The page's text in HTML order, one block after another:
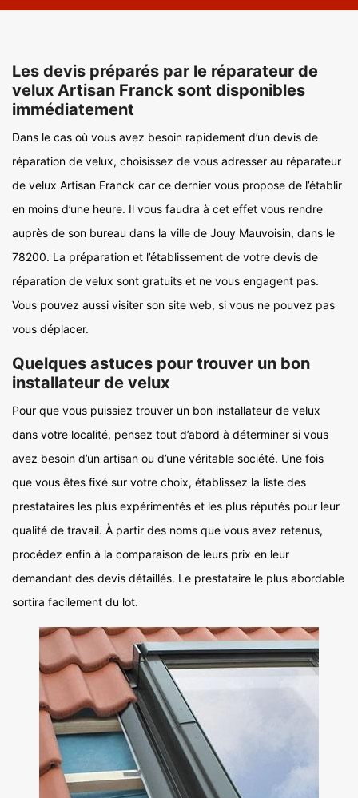
Les devis préparés par le réparateur de
velux Artisan Franck sont disponibles
immédiatement
Dans le cas où vous avez besoin rapidement d’un devis de
réparation de velux, choisissez de vous adresser au réparateur
de velux Artisan Franck car ce dernier vous propose de l’établir
en moins d’une heure. Il vous faudra à cet effet vous rendre
auprès de son bureau dans la ville de Jouy Mauvoisin, dans le
78200. La préparation et l’établissement de votre devis de
réparation de velux sont gratuits et ne vous engagent pas.
Vous pouvez aussi visiter son site web, si vous ne pouvez pas
vous déplacer.
Quelques astuces pour trouver un bon
installateur de velux
Pour que vous puissiez trouver un bon installateur de velux
dans votre localité, pensez tout d’abord à déterminer si vous
avez besoin d’un artisan ou d’une véritable société. Une fois
que vous êtes fixé sur votre choix, établissez la liste des
prestataires les plus expérimentés et les plus réputés pour leur
qualité de travail. À partir des noms que vous avez retenus,
procédez enfin à la comparaison de leurs prix en leur
demandant des devis détaillés. Le prestataire le plus abordable
sortira facilement du lot.